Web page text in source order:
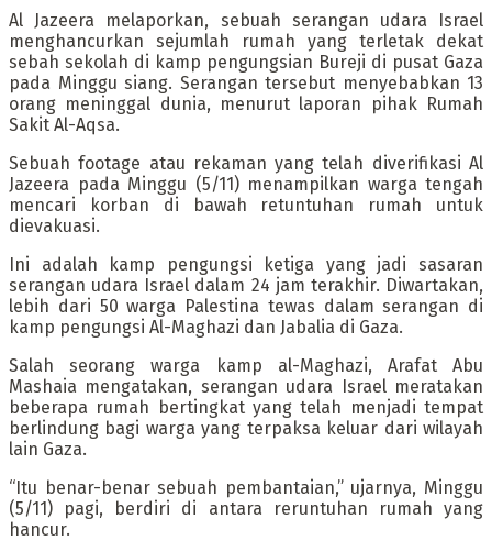
Al Jazeera melaporkan, sebuah serangan udara Israel
menghancurkan sejumlah rumah yang terletak dekat
sebah sekolah di kamp pengungsian Bureji di pusat Gaza
pada Minggu siang. Serangan tersebut menyebabkan 13
orang meninggal dunia, menurut laporan pihak Rumah
Sakit Al-Aqsa.
Sebuah footage atau rekaman yang telah diverifikasi Al
Jazeera pada Minggu (5/11) menampilkan warga tengah
mencari korban di bawah retuntuhan rumah untuk
dievakuasi.
Ini adalah kamp pengungsi ketiga yang jadi sasaran
serangan udara Israel dalam 24 jam terakhir. Diwartakan,
lebih dari 50 warga Palestina tewas dalam serangan di
kamp pengungsi Al-Maghazi dan Jabalia di Gaza.
Salah seorang warga kamp al-Maghazi, Arafat Abu
Mashaia mengatakan, serangan udara Israel meratakan
beberapa rumah bertingkat yang telah menjadi tempat
berlindung bagi warga yang terpaksa keluar dari wilayah
lain Gaza.
“Itu benar-benar sebuah pembantaian,” ujarnya, Minggu
(5/11) pagi, berdiri di antara reruntuhan rumah yang
hancur.